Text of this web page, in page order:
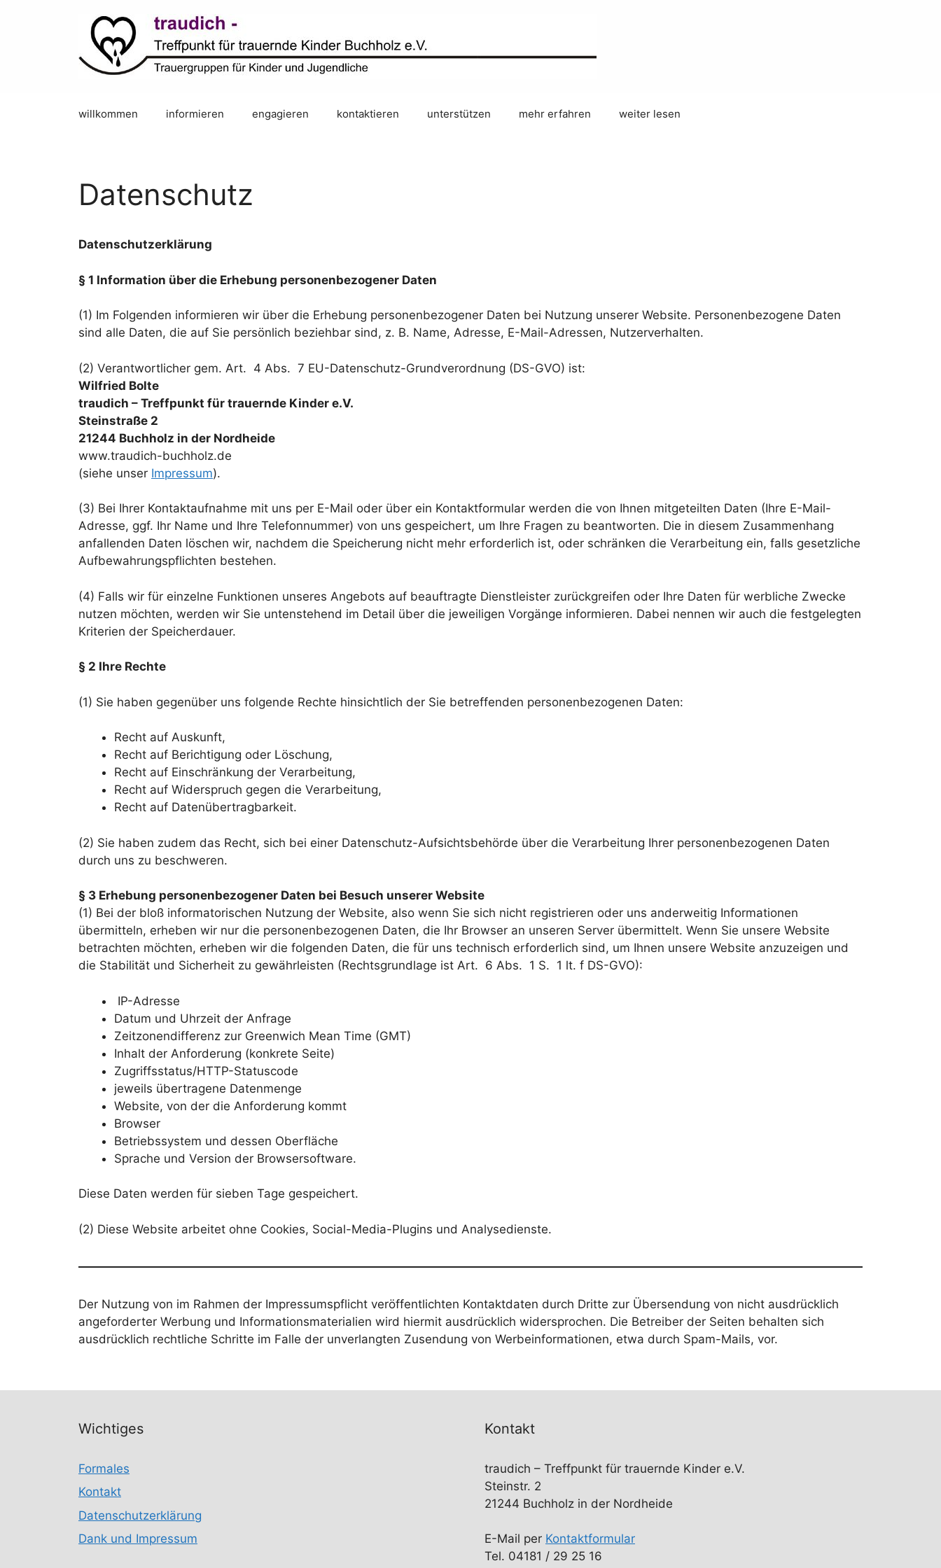
willkommen informieren engagieren kontaktieren unterstützen mehr erfahren weiter lesen
Datenschutz
Datenschutzerklärung
§ 1 Information über die Erhebung personenbezogener Daten
(1) Im Folgenden informieren wir über die Erhebung personenbezogener Daten bei Nutzung unserer Website. Personenbezogene Daten
sind alle Daten, die auf Sie persönlich beziehbar sind, z. B. Name, Adresse, E-Mail-Adressen, Nutzerverhalten.
(2) Verantwortlicher gem. Art. 4 Abs. 7 EU-Datenschutz-Grundverordnung (DS-GVO) ist:
Wilfried Bolte
traudich – Treffpunkt für trauernde Kinder e.V.
Steinstraße 2
21244 Buchholz in der Nordheide
www.traudich-buchholz.de
(siehe unser Impressum).
(3) Bei Ihrer Kontaktaufnahme mit uns per E-Mail oder über ein Kontaktformular werden die von Ihnen mitgeteilten Daten (Ihre E-Mail-
Adresse, ggf. Ihr Name und Ihre Telefonnummer) von uns gespeichert, um Ihre Fragen zu beantworten. Die in diesem Zusammenhang
anfallenden Daten löschen wir, nachdem die Speicherung nicht mehr erforderlich ist, oder schränken die Verarbeitung ein, falls gesetzliche
Aufbewahrungspflichten bestehen.
(4) Falls wir für einzelne Funktionen unseres Angebots auf beauftragte Dienstleister zurückgreifen oder Ihre Daten für werbliche Zwecke
nutzen möchten, werden wir Sie untenstehend im Detail über die jeweiligen Vorgänge informieren. Dabei nennen wir auch die festgelegten
Kriterien der Speicherdauer.
§ 2 Ihre Rechte
(1) Sie haben gegenüber uns folgende Rechte hinsichtlich der Sie betreffenden personenbezogenen Daten:
Recht auf Auskunft,
Recht auf Berichtigung oder Löschung,
Recht auf Einschränkung der Verarbeitung,
Recht auf Widerspruch gegen die Verarbeitung,
Recht auf Datenübertragbarkeit.
(2) Sie haben zudem das Recht, sich bei einer Datenschutz-Aufsichtsbehörde über die Verarbeitung Ihrer personenbezogenen Daten
durch uns zu beschweren.
§ 3 Erhebung personenbezogener Daten bei Besuch unserer Website
(1) Bei der bloß informatorischen Nutzung der Website, also wenn Sie sich nicht registrieren oder uns anderweitig Informationen
übermitteln, erheben wir nur die personenbezogenen Daten, die Ihr Browser an unseren Server übermittelt. Wenn Sie unsere Website
betrachten möchten, erheben wir die folgenden Daten, die für uns technisch erforderlich sind, um Ihnen unsere Website anzuzeigen und
die Stabilität und Sicherheit zu gewährleisten (Rechtsgrundlage ist Art. 6 Abs. 1 S. 1 lt. f DS-GVO):
IP-Adresse
Datum und Uhrzeit der Anfrage
Zeitzonendifferenz zur Greenwich Mean Time (GMT)
Inhalt der Anforderung (konkrete Seite)
Zugriffsstatus/HTTP-Statuscode
jeweils übertragene Datenmenge
Website, von der die Anforderung kommt
Browser
Betriebssystem und dessen Oberfläche
Sprache und Version der Browsersoftware.
Diese Daten werden für sieben Tage gespeichert.
(2) Diese Website arbeitet ohne Cookies, Social-Media-Plugins und Analysedienste.
Der Nutzung von im Rahmen der Impressumspflicht veröffentlichten Kontaktdaten durch Dritte zur Übersendung von nicht ausdrücklich
angeforderter Werbung und Informationsmaterialien wird hiermit ausdrücklich widersprochen. Die Betreiber der Seiten behalten sich
ausdrücklich rechtliche Schritte im Falle der unverlangten Zusendung von Werbeinformationen, etwa durch Spam-Mails, vor.
Wichtiges
Formales
Kontakt
Datenschutzerklärung
Dank und Impressum
Kontakt
traudich – Treffpunkt für trauernde Kinder e.V.
Steinstr. 2
21244 Buchholz in der Nordheide
E-Mail per Kontaktformular
Tel. 04181 / 29 25 16